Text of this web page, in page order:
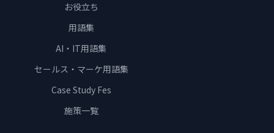
お役立ち
用語集
AI・IT用語集
セールス・マーケ用語集
Case Study Fes
施策一覧